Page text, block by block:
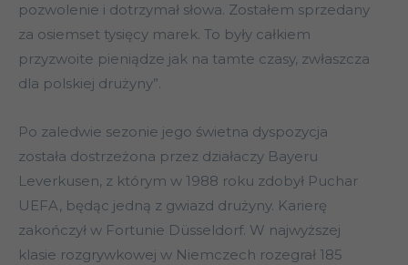
pozwolenie i dotrzymał słowa. Zostałem sprzedany
za osiemset tysięcy marek. To były całkiem
przyzwoite pieniądze jak na tamte czasy, zwłaszcza
dla polskiej drużyny”.
Po zaledwie sezonie jego świetna dyspozycja
została dostrzeżona przez działaczy Bayeru
Leverkusen, z którym w 1988 roku zdobył Puchar
UEFA, będąc jedną z gwiazd drużyny. Karierę
zakończył w Fortunie Düsseldorf. W najwyższej
klasie rozgrywkowej w Niemczech rozegrał 185